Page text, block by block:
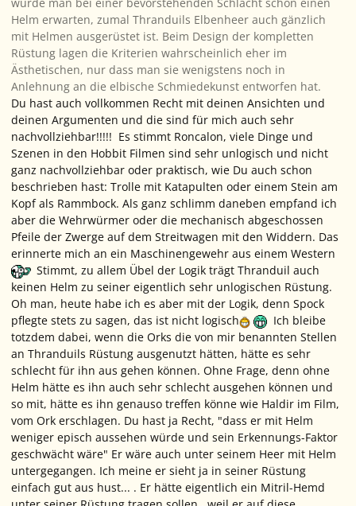
Helm erwarten, zumal Thranduils Elbenheer auch gänzlich
mit Helmen ausgerüstet ist. Beim Design der kompletten
Rüstung lagen die Kriterien wahrscheinlich eher im
Ästhetischen, nur dass man sie wenigstens noch in
Anlehnung an die elbische Schmiedekunst entworfen hat.
Du hast auch vollkommen Recht mit deinen Ansichten und
deinen Argumenten und die sind für mich auch sehr
nachvollziehbar!!!!! Es stimmt Roncalon, viele Dinge und
Szenen in den Hobbit Filmen sind sehr unlogisch und nicht
ganz nachvollziehbar oder praktisch, wie Du auch schon
beschrieben hast: Trolle mit Katapulten oder einem Stein am
Kopf als Rammbock. Als ganz schlimm daneben empfand ich
aber die Wehrwürmer oder die mechanisch abgeschossen
Pfeile der Zwerge auf dem Streitwagen mit den Widdern. Das
erinnerte mich an ein Maschinengewehr aus einem Western
Stimmt, zu allem Übel der Logik trägt Thranduil auch
keinen Helm zu seiner eigentlich sehr unlogischen Rüstung.
Oh man, heute habe ich es aber mit der Logik, denn Spock
pflegte stets zu sagen, das ist nicht logisch
Ich bleibe
totzdem dabei, wenn die Orks die von mir benannten Stellen
an Thranduils Rüstung ausgenutzt hätten, hätte es sehr
schlecht für ihn aus gehen können. Ohne Frage, denn ohne
Helm hätte es ihn auch sehr schlecht ausgehen können und
so mit, hätte es ihn genauso treffen könne wie Haldir im Film,
vom Ork erschlagen. Du hast ja Recht, "dass er mit Helm
weniger episch aussehen würde und sein Erkennungs-Faktor
geschwächt wäre" Er wäre auch unter seinem Heer mit Helm
untergegangen. Ich meine er sieht ja in seiner Rüstung
einfach gut aus hust... . Er hätte eigentlich ein Mitril-Hemd